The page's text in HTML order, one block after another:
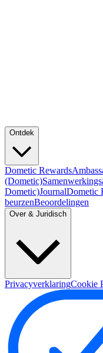
Ontdek
Dometic Rewards
(Dometic)
Dometic)JournalDometic
beurzenBeoordelingen
Over & Juridisch
PrivacyverklaringCookie